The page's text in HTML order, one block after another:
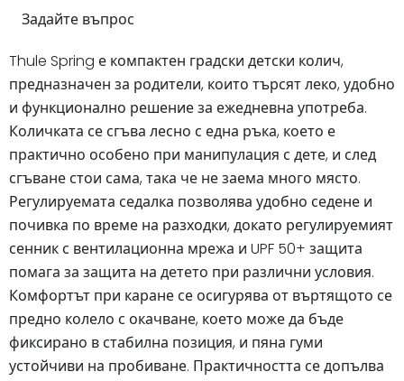
Задайте въпрос
Thule Spring е компактен градски детски колич,
предназначен за родители, които търсят леко, удобно
и функционално решение за ежедневна употреба.
Количката се сгъва лесно с една ръка, което е
практично особено при манипулация с дете, и след
сгъване стои сама, така че не заема много място.
Регулируемата седалка позволява удобно седене и
почивка по време на разходки, докато регулируемият
сенник с вентилационна мрежа и UPF 50+ защита
помага за защита на детето при различни условия.
Комфортът при каране се осигурява от въртящото се
предно колело с окачване, което може да бъде
фиксирано в стабилна позиция, и пяна гуми
устойчиви на пробиване. Практичността се допълва